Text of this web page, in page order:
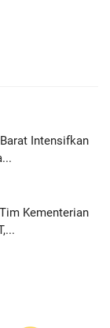
Intensifkan
Kementerian